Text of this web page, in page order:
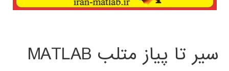
سیر تا پیاز متلب MATLAB